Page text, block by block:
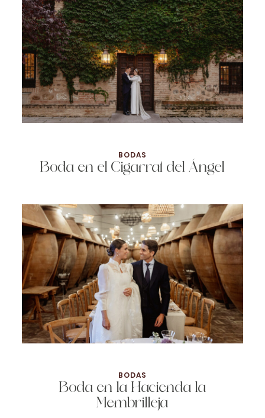
BODAS
Boda en el Cigarral del Ángel
BODAS
Boda en la Hacienda la
Membrilleja